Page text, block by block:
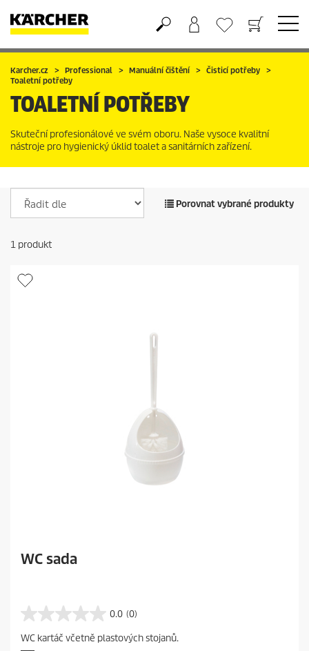
Nákupní košík
Seznam oblíbených produktů
Karcher.cz Professional Manuální čištění
Čisticí potřeby
Toaletní potřeby
TOALETNÍ POTŘEBY
Skuteční profesionálové ve svém oboru. Naše vysoce kvalitní
nástroje pro hygienický úklid toalet a sanitárních zařízení.
Porovnat vybrané produkty
1 produkt
WC sada
0.0 (0)
0
.
0
WC kartáč včetně plastových stojanů.